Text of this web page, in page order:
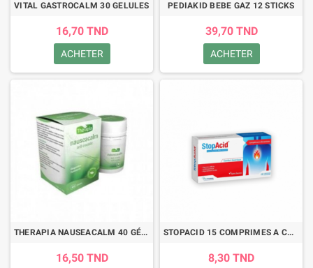
VITAL GASTROCALM 30 GELULES
16,70 TND
ACHETER
PEDIAKID BEBE GAZ 12 STICKS
39,70 TND
ACHETER
THERAPIA NAUSEACALM 40 GÉLULES
16,50 TND
STOPACID 15 COMPRIMES A CROQUER
8,30 TND